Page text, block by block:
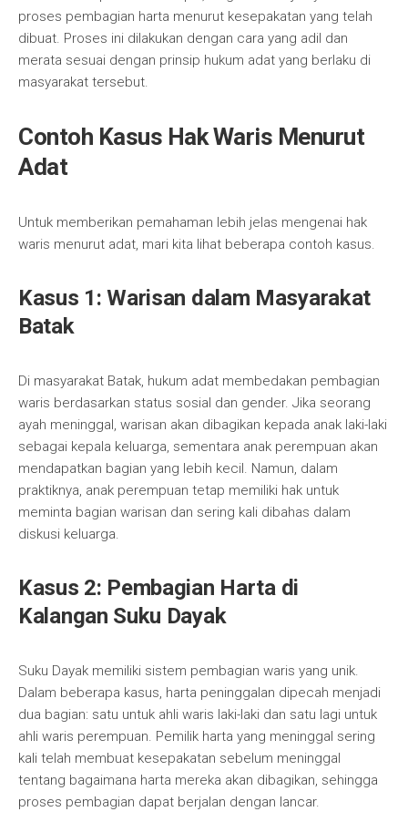
proses pembagian harta menurut kesepakatan yang telah
dibuat. Proses ini dilakukan dengan cara yang adil dan
merata sesuai dengan prinsip hukum adat yang berlaku di
masyarakat tersebut.
Contoh Kasus Hak Waris Menurut
Adat
Untuk memberikan pemahaman lebih jelas mengenai hak
waris menurut adat, mari kita lihat beberapa contoh kasus.
Kasus 1: Warisan dalam Masyarakat
Batak
Di masyarakat Batak, hukum adat membedakan pembagian
waris berdasarkan status sosial dan gender. Jika seorang
ayah meninggal, warisan akan dibagikan kepada anak laki-laki
sebagai kepala keluarga, sementara anak perempuan akan
mendapatkan bagian yang lebih kecil. Namun, dalam
praktiknya, anak perempuan tetap memiliki hak untuk
meminta bagian warisan dan sering kali dibahas dalam
diskusi keluarga.
Kasus 2: Pembagian Harta di
Kalangan Suku Dayak
Suku Dayak memiliki sistem pembagian waris yang unik.
Dalam beberapa kasus, harta peninggalan dipecah menjadi
dua bagian: satu untuk ahli waris laki-laki dan satu lagi untuk
ahli waris perempuan. Pemilik harta yang meninggal sering
kali telah membuat kesepakatan sebelum meninggal
tentang bagaimana harta mereka akan dibagikan, sehingga
proses pembagian dapat berjalan dengan lancar.